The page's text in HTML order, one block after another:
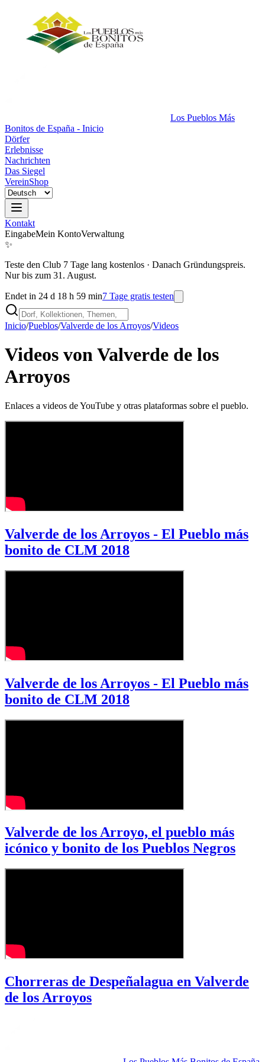
Los Pueblos Más
Bonitos de España - Inicio
Dörfer
Erlebnisse
Nachrichten
Das Siegel
VereinShop
Kontakt
EingabeMein KontoVerwaltung
✨
Teste den Club 7 Tage lang kostenlos · Danach Gründungspreis.
Nur bis zum 31. August.
Endet in 24 d 18 h 59 min7 Tage gratis testen
Inicio/Pueblos/Valverde de los Arroyos/Videos
Videos von Valverde de los
Arroyos
Enlaces a videos de YouTube y otras plataformas sobre el pueblo.
Valverde de los Arroyos - El Pueblo más
bonito de CLM 2018
Valverde de los Arroyos - El Pueblo más
bonito de CLM 2018
Valverde de los Arroyo, el pueblo más
icónico y bonito de los Pueblos Negros
Chorreras de Despeñalagua en Valverde
de los Arroyos